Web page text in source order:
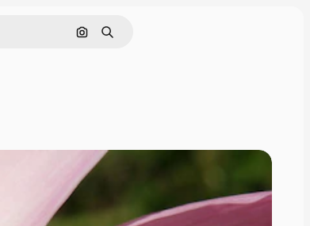
Buscar por imagen
Buscar